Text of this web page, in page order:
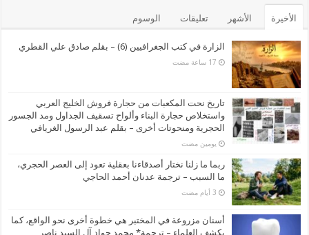
الأخيرة الأشهر تعليقات الوسوم
الزارة في كتب الجغرافيين (6) – بقلم صادق علي القطري
تاريخ نحت المكعبات من حجارة فروش الخليج العربي
واستخلاص حجارة البناء وألواح تسقيف الجداول ومد الجسور
الحجرية ومنحوتات أخرى – بقلم عبد الرسول الغريافي
‏يومين مضت
ربما ما زلنا نختار أصدقاءنا بعقلية تعود إلى العصر الحجري،
ما السبب – ترجمة عدنان أحمد الحاجي
أسنان مزروعة في المختبر هي خطوة أخرى نحو الواقع، كما
يكشف العلماء – ترجمة* محمد جواد آل السيد ناصر